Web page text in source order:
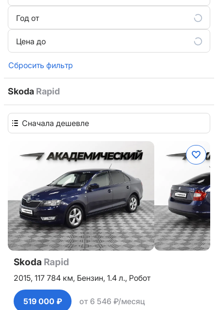
Год от
Цена до
Сбросить фильтр
Skoda Rapid
Сначала дешевле
Skoda Rapid
2015, 117 784 км, Бензин, 1.4 л., Робот
519 000 ₽ от 6 546 ₽/месяц